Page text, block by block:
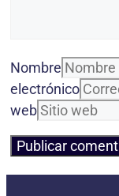
Nombre
electrónico
web